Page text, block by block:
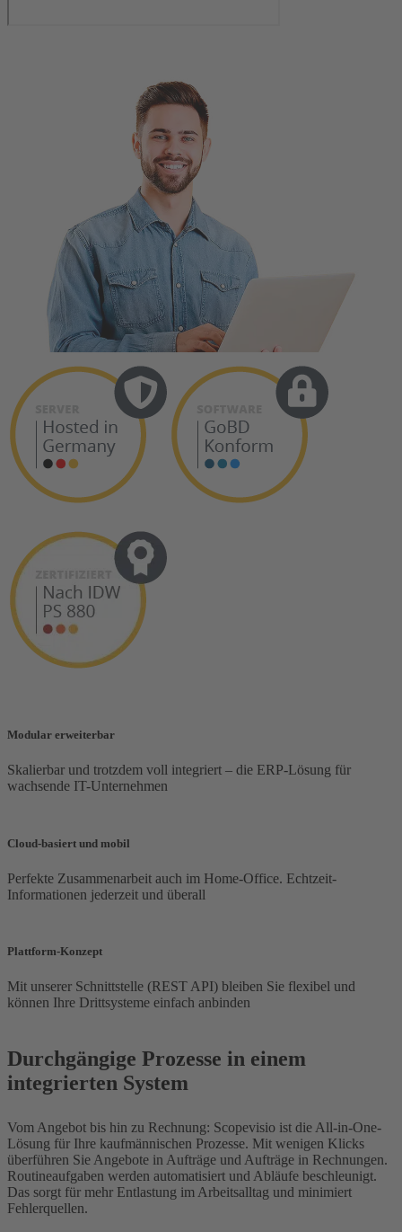
Modular erweiterbar
Skalierbar und trotzdem voll integriert – die ERP-Lösung für
wachsende IT-Unternehmen
Cloud-basiert und mobil
Perfekte Zusammenarbeit auch im Home-Office. Echtzeit-
Informationen jederzeit und überall
Plattform-Konzept
Mit unserer Schnittstelle (REST API) bleiben Sie flexibel und
können Ihre Drittsysteme einfach anbinden
Durchgängige Prozesse in einem
integrierten System
Vom Angebot bis hin zu Rechnung: Scopevisio ist die All-in-One-
Lösung für Ihre kaufmännischen Prozesse. Mit wenigen Klicks
überführen Sie Angebote in Aufträge und Aufträge in Rechnungen.
Routineaufgaben werden automatisiert und Abläufe beschleunigt.
Das sorgt für mehr Entlastung im Arbeitsalltag und minimiert
Fehlerquellen.